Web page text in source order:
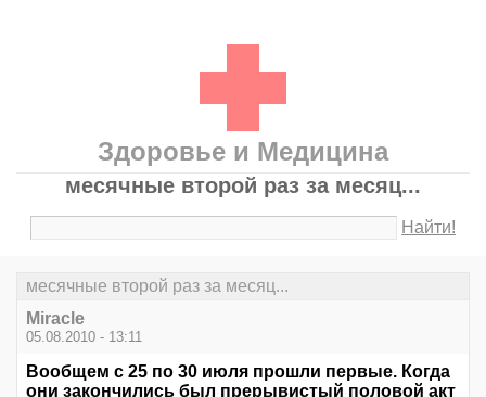
Здоровье и Медицина
месячные второй раз за месяц...
Найти!
месячные второй раз за месяц...
Miracle
05.08.2010 - 13:11
Вообщем с 25 по 30 июля прошли первые. Когда
они закончились был прерывистый половой акт